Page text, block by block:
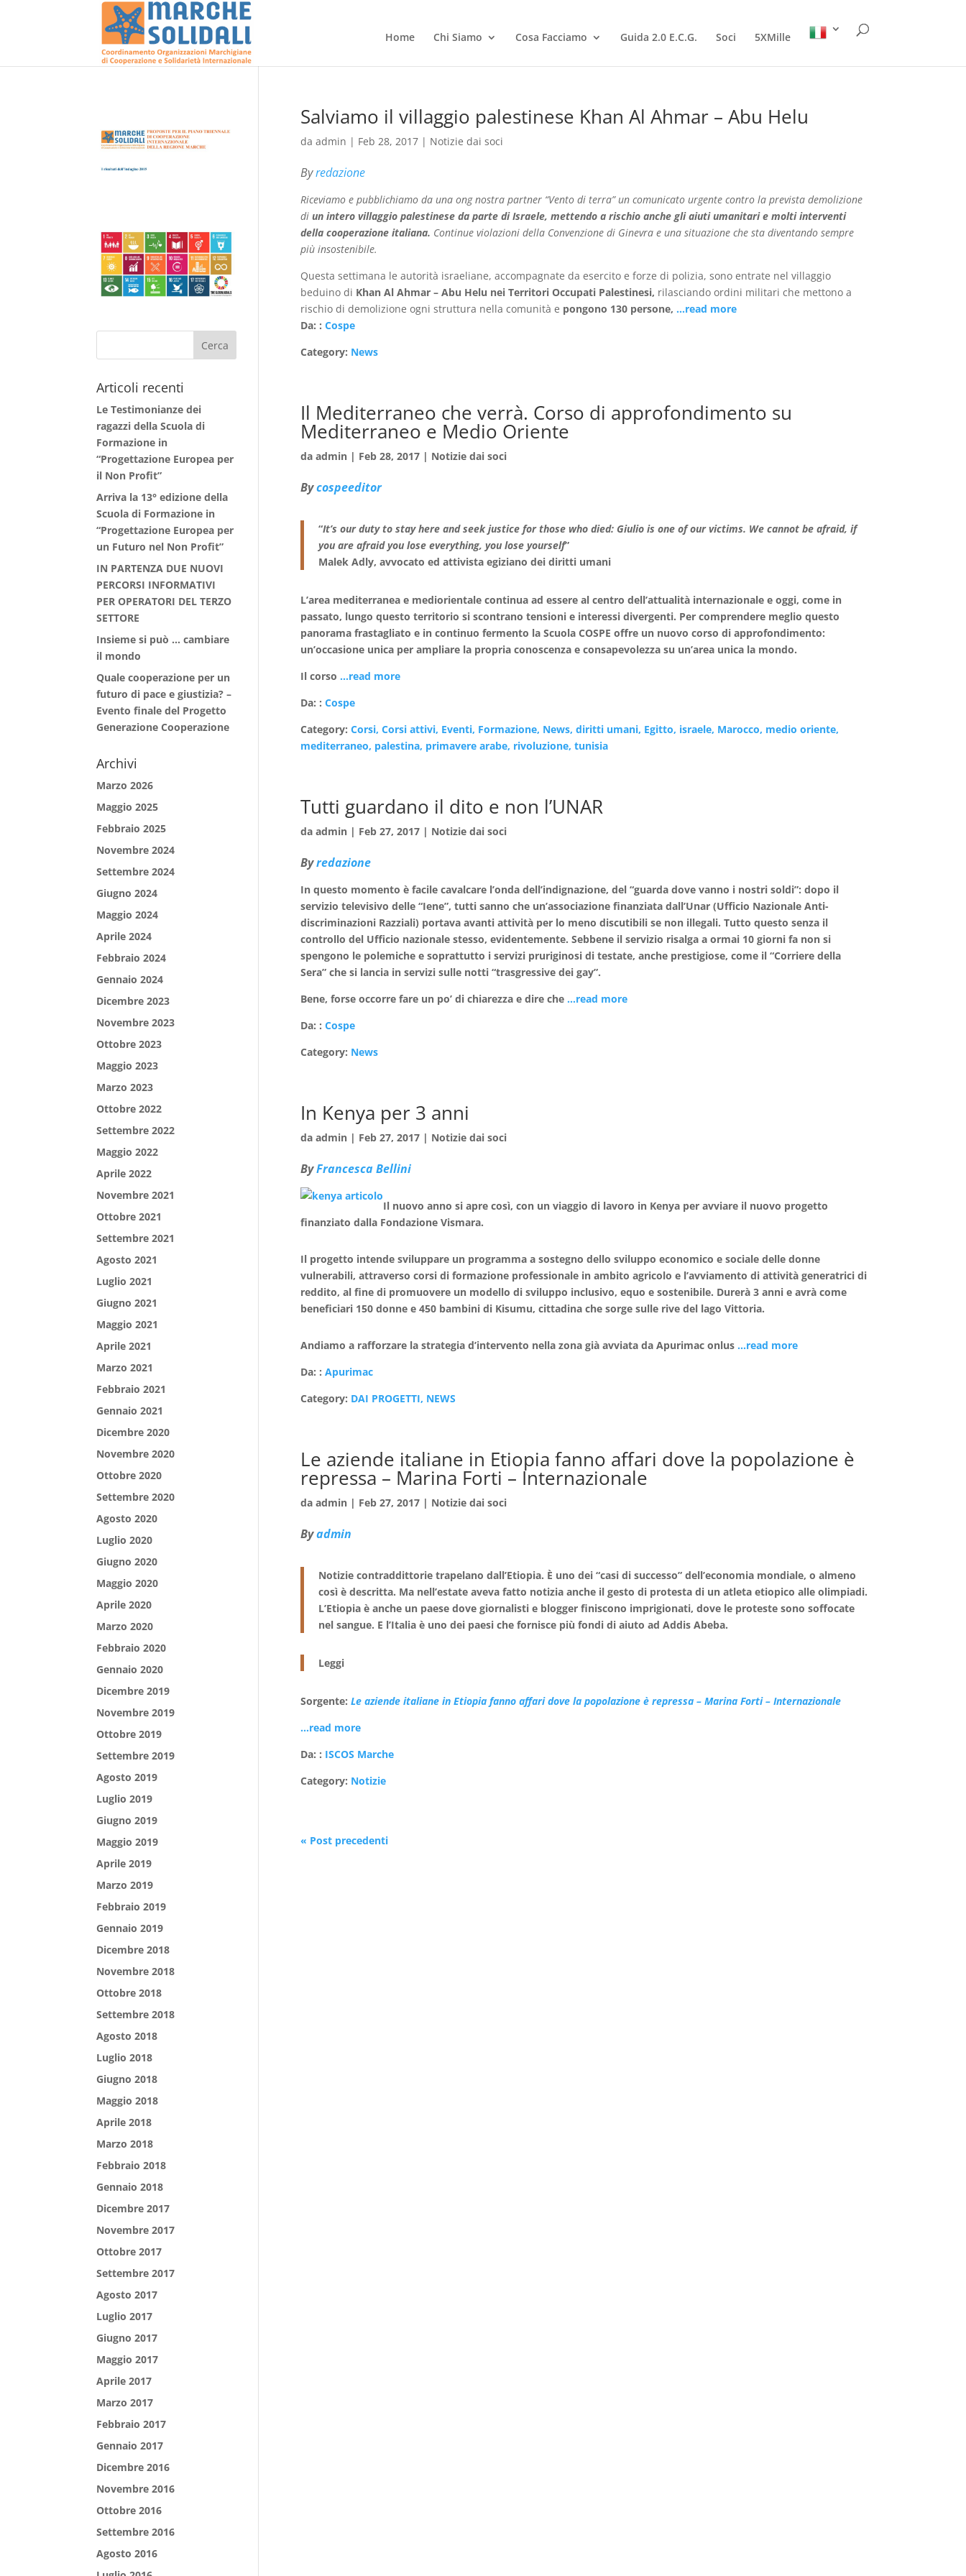
Home Chi Siamo Cosa Facciamo Guida 2.0 E.C.G. Soci 5XMille
Salviamo il villaggio palestinese Khan Al Ahmar – Abu Helu
da admin | Feb 28, 2017| Notizie dai soci
Byredazione
Riceviamo e pubblichiamo da una ong nostra partner “Vento di terra” un comunicato urgente contro la prevista demolizione
di un intero villaggio palestinese da parte di Israele, mettendo a rischio anche gli aiuti umanitari e molti interventi
della cooperazione italiana. Continue violazioni della Convenzione di Ginevra e una situazione che sta diventando sempre
più insostenibile.
Questa settimana le autorità israeliane, accompagnate da esercito e forze di polizia, sono entrate nel villaggio
beduino di Khan Al Ahmar – Abu Helu nei Territori Occupati Palestinesi, rilasciando ordini militari che mettono a
rischio di demolizione ogni struttura nella comunità e pongono 130 persone, …read more
Da: : Cospe
Category: News
Il Mediterraneo che verrà. Corso di approfondimento su
Mediterraneo e Medio Oriente
da admin| Feb 28, 2017| Notizie dai soci
Bycospeeditor
“It’s our duty to stay here and seek justice for those who died: Giulio is one of our victims. We cannot be afraid, if
you are afraid you lose everything, you lose yourself”
Malek Adly, avvocato ed attivista egiziano dei diritti umani
L’area mediterranea e mediorientale continua ad essere al centro dell’attualità internazionale e oggi, come in
passato, lungo questo territorio si scontrano tensioni e interessi divergenti. Per comprendere meglio questo
panorama frastagliato e in continuo fermento la Scuola COSPE offre un nuovo corso di approfondimento:
un’occasione unica per ampliare la propria conoscenza e consapevolezza su un’area unica la mondo.
Il corso …read more
Da: : Cospe
Category: Corsi, Corsi attivi, Eventi, Formazione, News, diritti umani, Egitto, israele, Marocco, medio oriente,
mediterraneo, palestina, primavere arabe, rivoluzione, tunisia
Tutti guardano il dito e non l’UNAR
da admin| Feb 27, 2017| Notizie dai soci
Byredazione
In questo momento è facile cavalcare l’onda dell’indignazione, del “guarda dove vanno i nostri soldi”: dopo il
servizio televisivo delle “Iene”, tutti sanno che un’associazione finanziata dall’Unar (Ufficio Nazionale Anti-
discriminazioni Razziali) portava avanti attività per lo meno discutibili se non illegali. Tutto questo senza il
controllo del Ufficio nazionale stesso, evidentemente. Sebbene il servizio risalga a ormai 10 giorni fa non si
spengono le polemiche e soprattutto i servizi pruriginosi di testate, anche prestigiose, come il “Corriere della
Sera” che si lancia in servizi sulle notti “trasgressive dei gay”.
Bene, forse occorre fare un po’ di chiarezza e dire che …read more
Da: : Cospe
Category: News
In Kenya per 3 anni
da admin| Feb 27, 2017| Notizie dai soci
ByFrancesca Bellini
Il nuovo anno si apre così, con un viaggio di lavoro in Kenya per avviare il nuovo progetto
finanziato dalla Fondazione Vismara.
Il progetto intende sviluppare un programma a sostegno dello sviluppo economico e sociale delle donne
vulnerabili, attraverso corsi di formazione professionale in ambito agricolo e l’avviamento di attività generatrici di
reddito, al fine di promuovere un modello di sviluppo inclusivo, equo e sostenibile. Durerà 3 anni e avrà come
beneficiari 150 donne e 450 bambini di Kisumu, cittadina che sorge sulle rive del lago Vittoria.
Andiamo a rafforzare la strategia d’intervento nella zona già avviata da Apurimac onlus …read more
Da: : Apurimac
Category: DAI PROGETTI, NEWS
Le aziende italiane in Etiopia fanno affari dove la popolazione è
repressa – Marina Forti – Internazionale
da admin| Feb 27, 2017| Notizie dai soci
Byadmin
Notizie contraddittorie trapelano dall’Etiopia. È uno dei “casi di successo” dell’economia mondiale, o almeno
così è descritta. Ma nell’estate aveva fatto notizia anche il gesto di protesta di un atleta etiopico alle olimpiadi.
L’Etiopia è anche un paese dove giornalisti e blogger finiscono imprigionati, dove le proteste sono soffocate
nel sangue. E l’Italia è uno dei paesi che fornisce più fondi di aiuto ad Addis Abeba.
Leggi
Sorgente: Le aziende italiane in Etiopia fanno affari dove la popolazione è repressa – Marina Forti – Internazionale
…read more
Da: : ISCOS Marche
Category: Notizie
« Post precedenti
Articoli recenti
Le Testimonianze dei
ragazzi della Scuola di
Formazione in
“Progettazione Europea per
il Non Profit”
Arriva la 13° edizione della
Scuola di Formazione in
“Progettazione Europea per
un Futuro nel Non Profit”
IN PARTENZA DUE NUOVI
PERCORSI INFORMATIVI
PER OPERATORI DEL TERZO
SETTORE
Insieme si può … cambiare
il mondo
Quale cooperazione per un
futuro di pace e giustizia? –
Evento finale del Progetto
Generazione Cooperazione
Archivi
Marzo 2026
Maggio 2025
Febbraio 2025
Novembre 2024
Settembre 2024
Giugno 2024
Maggio 2024
Aprile 2024
Febbraio 2024
Gennaio 2024
Dicembre 2023
Novembre 2023
Ottobre 2023
Maggio 2023
Marzo 2023
Ottobre 2022
Settembre 2022
Maggio 2022
Aprile 2022
Novembre 2021
Ottobre 2021
Settembre 2021
Agosto 2021
Luglio 2021
Giugno 2021
Maggio 2021
Aprile 2021
Marzo 2021
Febbraio 2021
Gennaio 2021
Dicembre 2020
Novembre 2020
Ottobre 2020
Settembre 2020
Agosto 2020
Luglio 2020
Giugno 2020
Maggio 2020
Aprile 2020
Marzo 2020
Febbraio 2020
Gennaio 2020
Dicembre 2019
Novembre 2019
Ottobre 2019
Settembre 2019
Agosto 2019
Luglio 2019
Giugno 2019
Maggio 2019
Aprile 2019
Marzo 2019
Febbraio 2019
Gennaio 2019
Dicembre 2018
Novembre 2018
Ottobre 2018
Settembre 2018
Agosto 2018
Luglio 2018
Giugno 2018
Maggio 2018
Aprile 2018
Marzo 2018
Febbraio 2018
Gennaio 2018
Dicembre 2017
Novembre 2017
Ottobre 2017
Settembre 2017
Agosto 2017
Luglio 2017
Giugno 2017
Maggio 2017
Aprile 2017
Marzo 2017
Febbraio 2017
Gennaio 2017
Dicembre 2016
Novembre 2016
Ottobre 2016
Settembre 2016
Agosto 2016